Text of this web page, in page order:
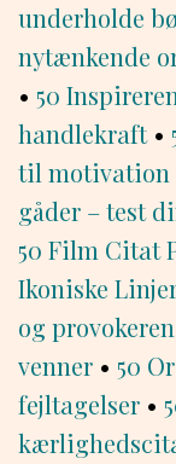
underholde
nytænkende
• 50
handlekraft•
til
gåder – test
50 Film Citat
Ikoniske
og
venner • 50
fejltagelser •